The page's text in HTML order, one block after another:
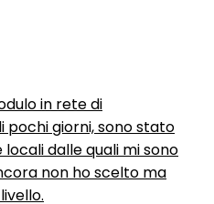
in rete di
pochi giorni, sono stato
dalle quali mi sono
non ho scelto ma